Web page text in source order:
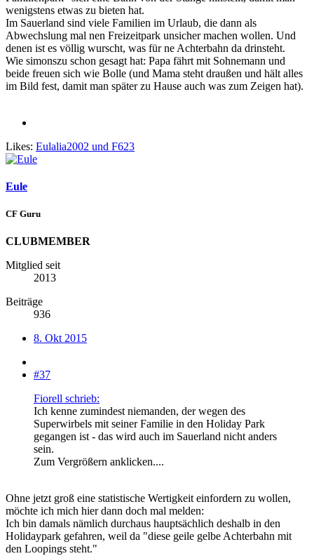
wenigstens etwas zu bieten hat.
Im Sauerland sind viele Familien im Urlaub, die dann als
Abwechslung mal nen Freizeitpark unsicher machen wollen. Und
denen ist es völlig wurscht, was für ne Achterbahn da drinsteht.
Wie simonszu schon gesagt hat: Papa fährt mit Sohnemann und
beide freuen sich wie Bolle (und Mama steht draußen und hält alles
im Bild fest, damit man später zu Hause auch was zum Zeigen hat).
Likes: Eulalia2002 und F623
Eule
CF Guru
CLUBMEMBER
Mitglied seit
2013
Beiträge
936
8. Okt 2015
#37
Fiorell schrieb:
Ich kenne zumindest niemanden, der wegen des
Superwirbels mit seiner Familie in den Holiday Park
gegangen ist - das wird auch im Sauerland nicht anders
sein.
Zum Vergrößern anklicken....
Ohne jetzt groß eine statistische Wertigkeit einfordern zu wollen,
möchte ich mich hier dann doch mal melden:
Ich bin damals nämlich durchaus hauptsächlich deshalb in den
Holidaypark gefahren, weil da "diese geile gelbe Achterbahn mit
den Loopings steht."